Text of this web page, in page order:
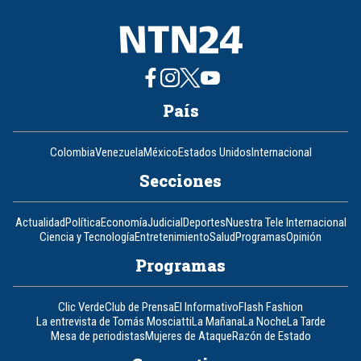
País
ColombiaVenezuelaMéxicoEstados UnidosInternacional
Secciones
ActualidadPolíticaEconomíaJudicialDeportesNuestra Tele Internacional
Ciencia y TecnologíaEntretenimientoSaludProgramasOpinión
Programas
Clic VerdeClub de PrensaEl InformativoFlash Fashion
La entrevista de Tomás MosciattiLa MañanaLa NocheLa Tarde
Mesa de periodistasMujeres de AtaqueRazón de Estado